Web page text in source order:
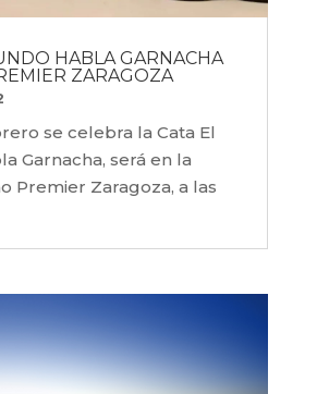
HABLA GARNACHA
ZARAGOZA
se celebra la Cata El
Garnacha, será en la
Premier Zaragoza, a las